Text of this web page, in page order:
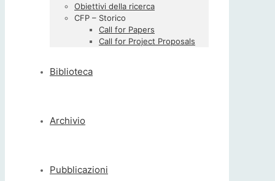
Obiettivi della ricerca
CFP – Storico
Call for Papers
Call for Project Proposals
Biblioteca
Archivio
Pubblicazioni